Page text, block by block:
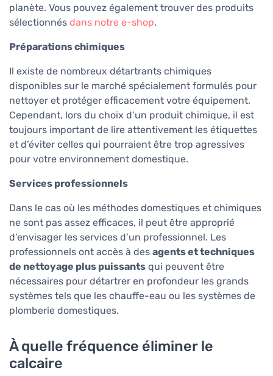
planète. Vous pouvez également trouver des produits
sélectionnés dans notre e-shop.
Préparations chimiques
Il existe de nombreux détartrants chimiques
disponibles sur le marché spécialement formulés pour
nettoyer et protéger efficacement votre équipement.
Cependant, lors du choix d’un produit chimique, il est
toujours important de lire attentivement les étiquettes
et d’éviter celles qui pourraient être trop agressives
pour votre environnement domestique.
Services professionnels
Dans le cas où les méthodes domestiques et chimiques
ne sont pas assez efficaces, il peut être approprié
d’envisager les services d’un professionnel. Les
professionnels ont accès à des agents et techniques
de nettoyage plus puissants qui peuvent être
nécessaires pour détartrer en profondeur les grands
systèmes tels que les chauffe-eau ou les systèmes de
plomberie domestiques.
À quelle fréquence éliminer le
calcaire